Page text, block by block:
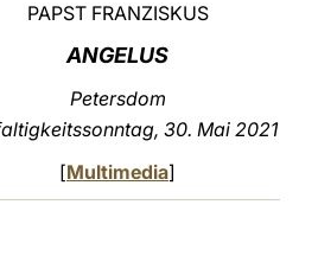
PAPST FRANZISKUS
ANGELUS
Petersdom
30. Mai 2021
[Multimedia]